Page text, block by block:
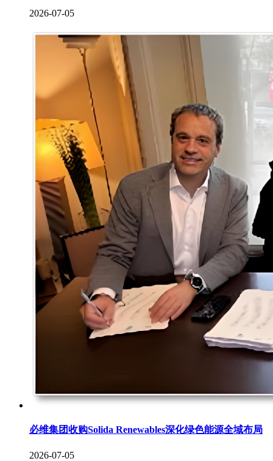
2026-07-05
必维集团收购Solida Renewables深化绿色能源全域布局
2026-07-05